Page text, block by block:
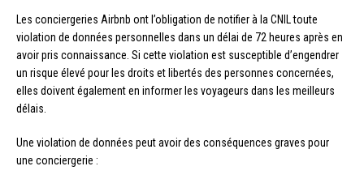
Les conciergeries Airbnb ont l’obligation de notifier à la CNIL toute
violation de données personnelles dans un délai de 72 heures après en
avoir pris connaissance. Si cette violation est susceptible d’engendrer
un risque élevé pour les droits et libertés des personnes concernées,
elles doivent également en informer les voyageurs dans les meilleurs
délais.
Une violation de données peut avoir des conséquences graves pour
une conciergerie :